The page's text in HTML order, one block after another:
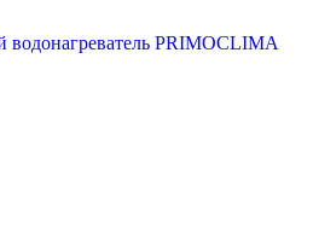
водонагреватель PRIMOCLIMA